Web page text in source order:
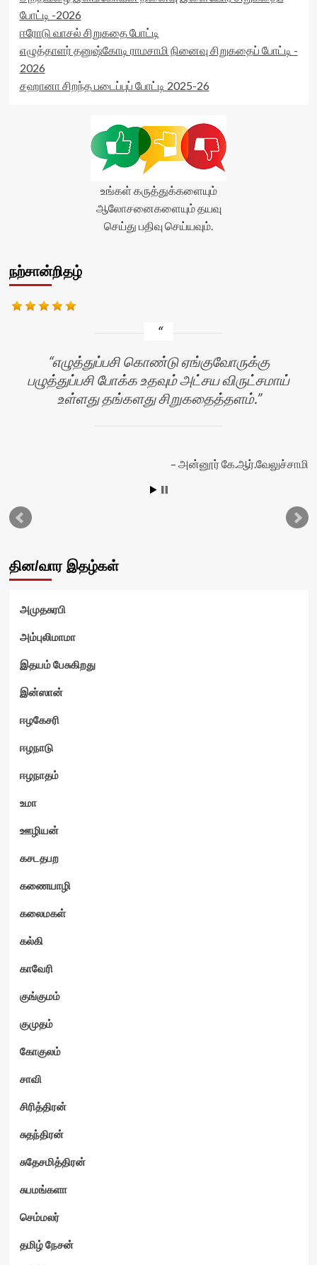
போட்டி -2026
ஈரோடு வாசல் சிறுகதை போட்டி
எழுத்தாளர் தனுஷ்கோடி ராமசாமி நினைவு சிறுகதைப் போட்டி -
2026
சஹானா சிறந்த படைப்புப் போட்டி 2025-26
உங்கள் கருத்துக்களையும்
ஆலோசனைகளையும் தயவு
செய்து பதிவு செய்யவும்.
நற்சான்றிதழ்
எழுத்துப்பசி கொண்டு ஏங்குவோருக்கு
பழுத்துப்பசி போக்க உதவும் அட்சய விருட்சமாய்
உள்ளது தங்களது சிறுகதைத்தளம்.
அன்னூர் கே.ஆர்.வேலுச்சாமி
தின/வார இதழ்கள்
அமுதசுரபி
அம்புலிமாமா
இதயம் பேசுகிறது
இன்ஸான்
ஈழகேசரி
ஈழநாடு
ஈழநாதம்
உமா
ஊழியன்
கசடதபற
கணையாழி
கலைமகள்
கல்கி
காவேரி
குங்குமம்
குமுதம்
கோகுலம்
சாவி
சிரித்திரன்
சுதந்திரன்
சுதேசமித்திரன்
சுபமங்களா
செம்மலர்
தமிழ் நேசன்